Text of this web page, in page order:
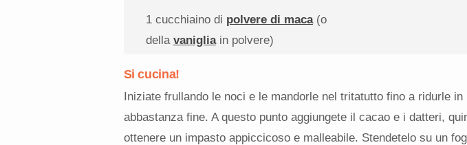
1cucchiaino di polvere di maca(o
della vanigliain polvere)
Si cucina!
Iniziate frullando le noci e le mandorle nel tritatutto fino a ridurle in
abbastanza fine. A questo punto aggiungete il cacao e i datteri,
ottenere un impasto appiccicoso e malleabile. Stendetelo su un